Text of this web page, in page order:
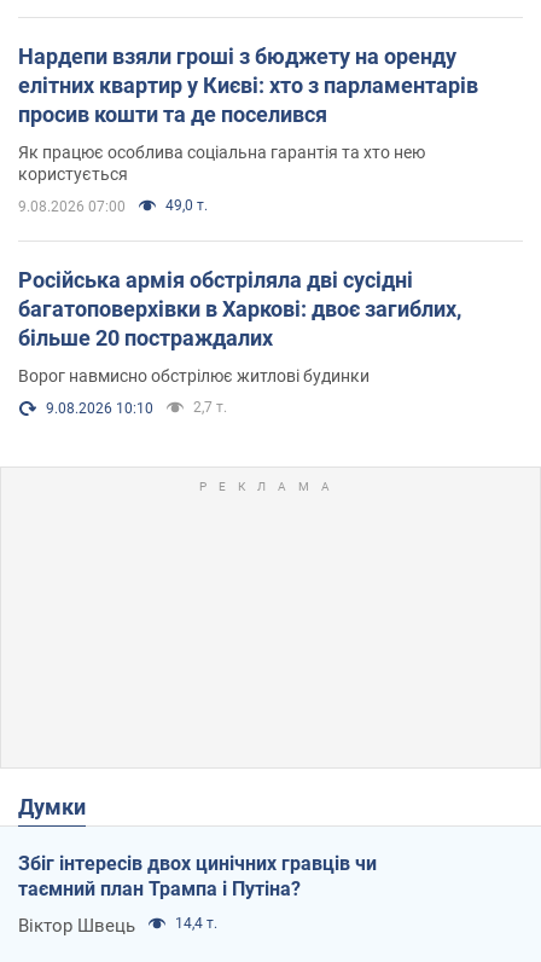
Нардепи взяли гроші з бюджету на оренду
елітних квартир у Києві: хто з парламентарів
просив кошти та де поселився
Як працює особлива соціальна гарантія та хто нею
користується
9.08.2026 07:00 49,0 т.
Російська армія обстріляла дві сусідні
багатоповерхівки в Харкові: двоє загиблих,
більше 20 постраждалих
Ворог навмисно обстрілює житлові будинки
9.08.2026 10:10 2,7 т.
Думки
Збіг інтересів двох цинічних гравців чи
таємний план Трампа і Путіна?
Віктор Швець 14,4 т.